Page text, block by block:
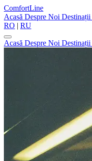
ComfortLine
Acasă Despre Noi Destinații
RO | RU
Acasă Despre Noi Destinații